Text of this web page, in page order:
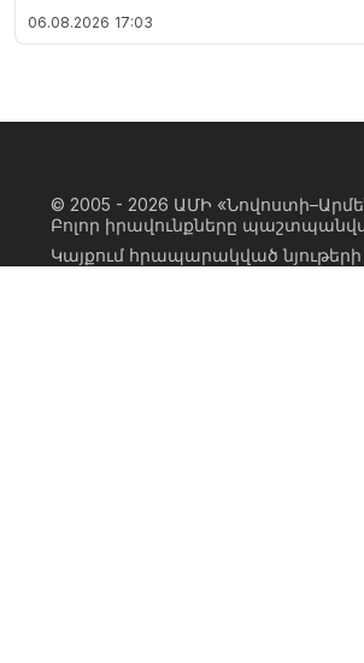
06.08.2026 17:03
© 2005 - 2026 ԱՄԻ
Բոլոր իրավունքները
Կայքում հրապարակված նյութերի